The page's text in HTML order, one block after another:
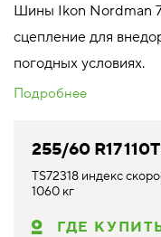
Шины Ikon Nordman 7
сцепление для
погодных условиях.
Подробнее
255/60 R17
TS72318 индекс
1060 кг
ГДЕ